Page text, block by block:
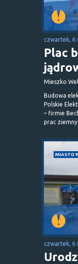
czwartek,
Plac
Mieszko
Budowa
Polskie
– firmie
prac
MIASTO
czwartek,